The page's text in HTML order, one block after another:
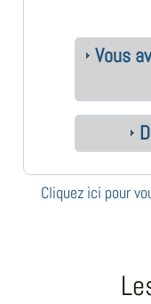
Vous
Cliquez ici pour